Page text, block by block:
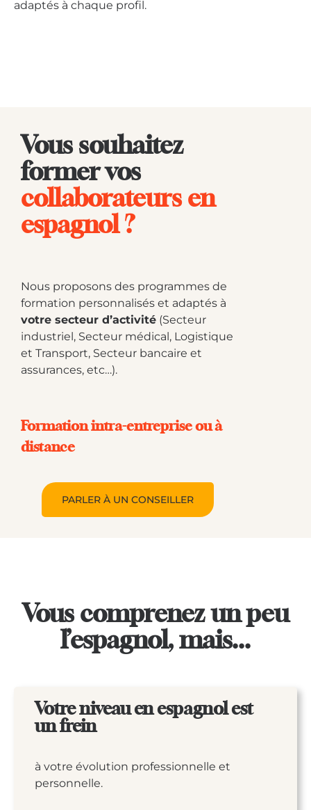
adaptés à chaque profil.
Vous souhaitez
former vos
collaborateurs en
espagnol ?
Nous proposons des programmes de
formation personnalisés et adaptés à
votre secteur d’activité (Secteur
industriel, Secteur médical, Logistique
et Transport, Secteur bancaire et
assurances, etc…).
Formation intra-entreprise ou à
distance
PARLER À UN CONSEILLER
Vous comprenez un peu
l’espagnol, mais...
Votre niveau en espagnol est
un frein
à votre évolution professionnelle et
personnelle.